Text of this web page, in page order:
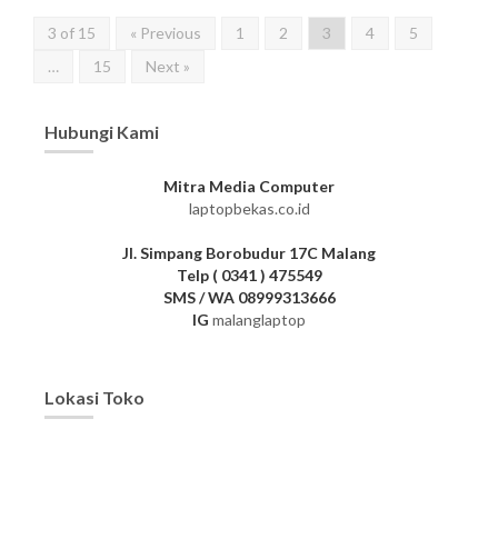
3 of 15 « Previous 1 2 3 4
5
…
15 Next »
Hubungi Kami
Mitra Media Computer
laptopbekas.co.id
Jl. Simpang Borobudur 17C Malang
Telp ( 0341 ) 475549
SMS / WA 08999313666
IG malanglaptop
Lokasi Toko